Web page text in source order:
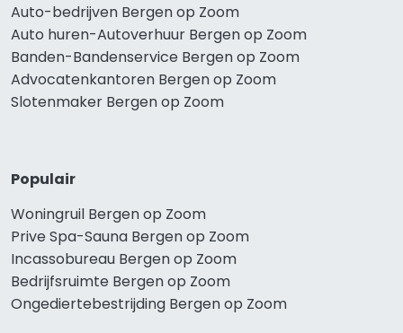
Auto-bedrijven Bergen op Zoom
Auto huren-Autoverhuur Bergen op Zoom
Banden-Bandenservice Bergen op Zoom
Advocatenkantoren Bergen op Zoom
Slotenmaker Bergen op Zoom
Populair
Woningruil Bergen op Zoom
Prive Spa-Sauna Bergen op Zoom
Incassobureau Bergen op Zoom
Bedrijfsruimte Bergen op Zoom
Ongediertebestrijding Bergen op Zoom